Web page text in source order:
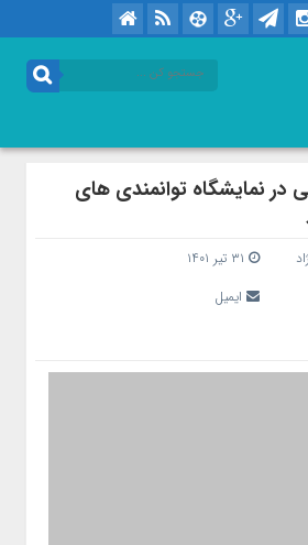
در نمایشگاه توانمندی های
ایمیل